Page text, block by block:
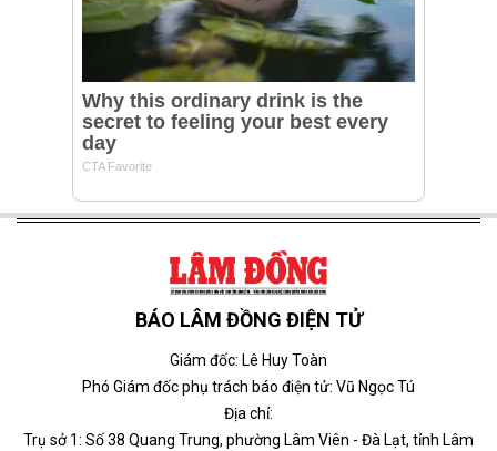
BÁO LÂM ĐỒNG ĐIỆN TỬ
Giám đốc: Lê Huy Toàn
Phó Giám đốc phụ trách báo điện tử: Vũ Ngọc Tú
Địa chỉ:
Trụ sở 1: Số 38 Quang Trung, phường Lâm Viên - Đà Lạt, tỉnh Lâm